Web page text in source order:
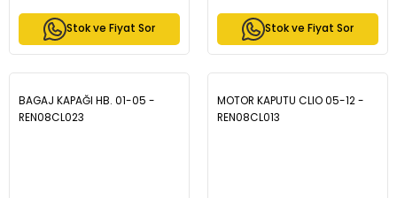
Stok ve Fiyat Sor Stok ve Fiyat Sor
BAGAJ KAPAĞI HB. 01-05 -
REN08CL023
MOTOR KAPUTU CLIO 05-12 -
REN08CL013